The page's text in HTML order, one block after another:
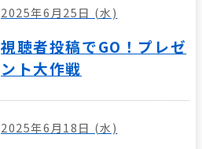
2025年6月25日 (水)
視聴者投稿でGO！プレゼ
ント大作戦
2025年6月18日 (水)